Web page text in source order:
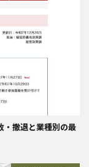
・撤退と業種別の最